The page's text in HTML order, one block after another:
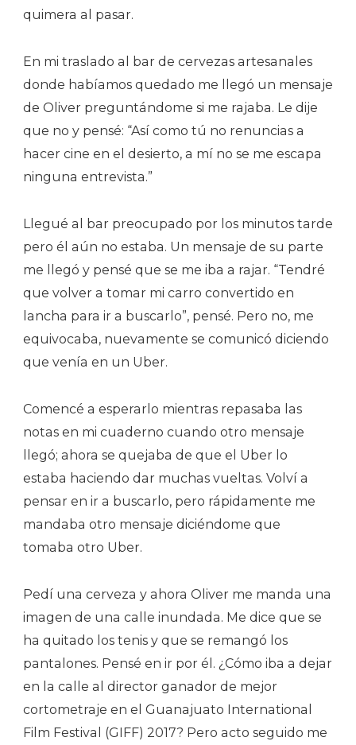
quimera al pasar.
En mi traslado al bar de cervezas artesanales
donde habíamos quedado me llegó un mensaje
de Oliver preguntándome si me rajaba. Le dije
que no y pensé: “Así como tú no renuncias a
hacer cine en el desierto, a mí no se me escapa
ninguna entrevista.”
Llegué al bar preocupado por los minutos tarde
pero él aún no estaba. Un mensaje de su parte
me llegó y pensé que se me iba a rajar. “Tendré
que volver a tomar mi carro convertido en
lancha para ir a buscarlo”, pensé. Pero no, me
equivocaba, nuevamente se comunicó diciendo
que venía en un Uber.
Comencé a esperarlo mientras repasaba las
notas en mi cuaderno cuando otro mensaje
llegó; ahora se quejaba de que el Uber lo
estaba haciendo dar muchas vueltas. Volví a
pensar en ir a buscarlo, pero rápidamente me
mandaba otro mensaje diciéndome que
tomaba otro Uber.
Pedí una cerveza y ahora Oliver me manda una
imagen de una calle inundada. Me dice que se
ha quitado los tenis y que se remangó los
pantalones. Pensé en ir por él. ¿Cómo iba a dejar
en la calle al director ganador de mejor
cortometraje en el Guanajuato International
Film Festival (GIFF) 2017? Pero acto seguido me